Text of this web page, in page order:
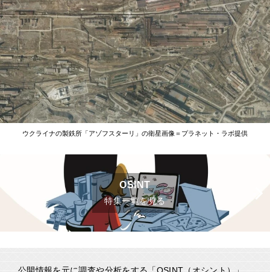
ウクライナの製鉄所「アゾフスターリ」の衛星画像＝プラネット・ラボ提供
OSINT
特集一覧を見る